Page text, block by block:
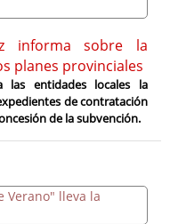
informa sobre la
planes provinciales
las entidades locales la
de contratación
de la subvención.